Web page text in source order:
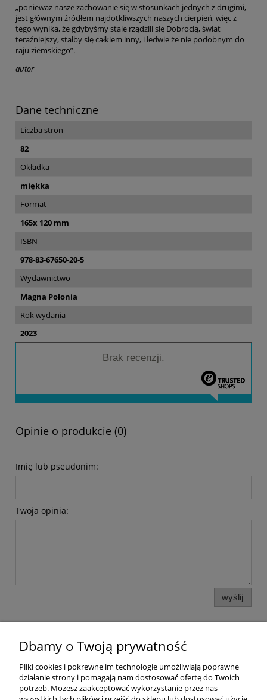
„ponieważ nasze zachowanie się w stosunkach jednych z drugimi,
jest głównym źródłem najdotkliwszych naszych cierpień, więc z
tego wynika, że gdybyśmy stale rządzili się Dobrocią, świat
teraźniejszy, stałby się całkiem inny, i ledwie że nie podobnym do
raju ziemskiego”.
autor
Dane techniczne
Liczba stron
82
Okładka
miękka
Format
165x 120 mm
ISBN
978-83-67650-20-5
Wydawnictwo
Magna Polonia
Rok wydania
2023
Brak recenzji.
Opinie o produkcie (0)
Imię lub pseudonim:
Twoja opinia:
wyślij
Pomoc
Dostawa
Dbamy o Twoją prywatność
Pliki cookies i pokrewne im technologie umożliwiają poprawne
działanie strony i pomagają nam dostosować ofertę do Twoich
potrzeb. Możesz zaakceptować wykorzystanie przez nas